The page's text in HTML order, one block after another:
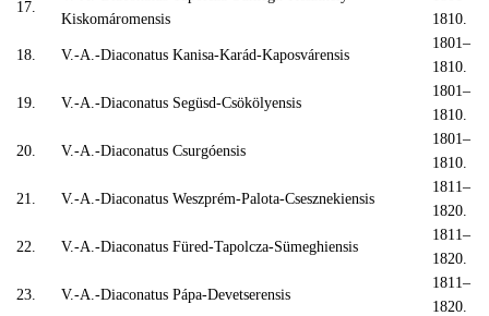
17.
Kiskomáromensis
1810.
18. V.-A.-Diaconatus Kanisa-Karád-Kaposvárensis
1801–
1810.
19. V.-A.-Diaconatus Següsd-Csökölyensis
1801–
1810.
20. V.-A.-Diaconatus Csurgóensis
1801–
1810.
21. V.-A.-Diaconatus Weszprém-Palota-Csesznekiensis
1811–
1820.
22. V.-A.-Diaconatus Füred-Tapolcza-Sümeghiensis
1811–
1820.
23. V.-A.-Diaconatus Pápa-Devetserensis
1811–
1820.